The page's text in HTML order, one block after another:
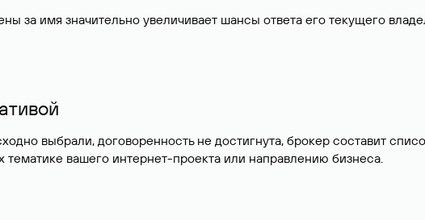
за имя значительно увеличивает шансы ответа его текущего
выбрали, договоренность не достигнута, брокер составит
вашего интернет-проекта или направлению бизнеса.